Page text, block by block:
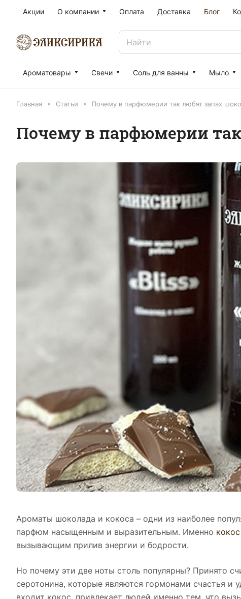
Акции О компании Оплата Доставка Блог
Ароматовары Свечи Соль для ванны Мыло
Главная Статьи Почему в парфюмерии так любят запах
Почему в парфюмерии
Ароматы шоколада и кокоса – одни из наиболее
парфюм насыщенным и выразительным. Именно
вызывающим прилив энергии и бодрости.
Но почему эти две ноты столь популярны? Принято
серотонина, которые являются гормонами счастья и